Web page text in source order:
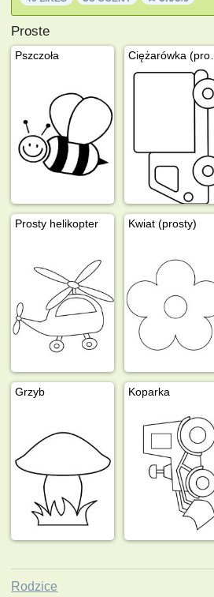
Proste
Pszczoła
Prosty helikopter Kwiat (prosty)
Grzyb Koparka
Rodzice